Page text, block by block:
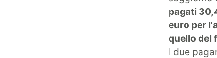
pagati
euro per
quello del
I due